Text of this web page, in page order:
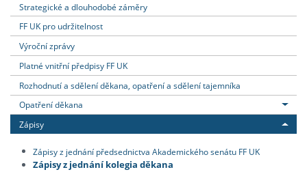
Strategické a dlouhodobé záměry
FF UK pro udržitelnost
Výroční zprávy
Platné vnitřní předpisy FF UK
Rozhodnutí a sdělení děkana, opatření a sdělení tajemníka
Opatření děkana
Zápisy
Zápisy z jednání předsednictva Akademického senátu FF UK
Zápisy z jednání kolegia děkana